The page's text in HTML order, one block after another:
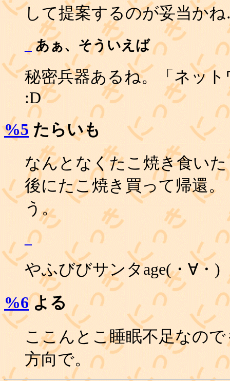
して提案するのが妥当
_あぁ、そういえば
秘密兵器あるね。「ネッ
:D
%5 たらいも
なんとなくたこ焼き食い
後にたこ焼き買って帰還
う。
_
やふびびサンタage(・∀・)
%6よる
ここんとこ睡眠不足なの
方向で。